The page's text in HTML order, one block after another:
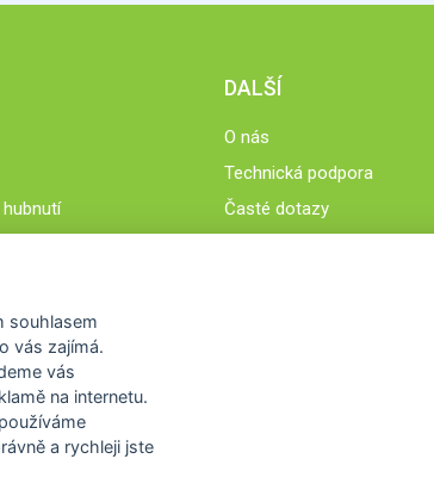
DALŠÍ
O nás
Technická podpora
Časté dotazy
souhlasem
vás zajímá.
vás
na internetu.
používáme
a rychleji jste